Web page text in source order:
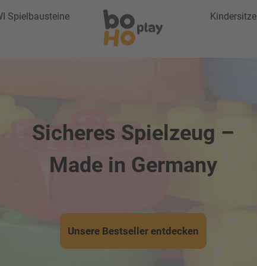
Spielbausteine Kindersitze
Sicheres Spielzeug –
Made in Germany
Unsere Bestseller entdecken